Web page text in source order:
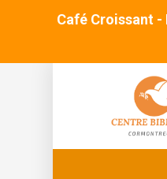
Café Croissant